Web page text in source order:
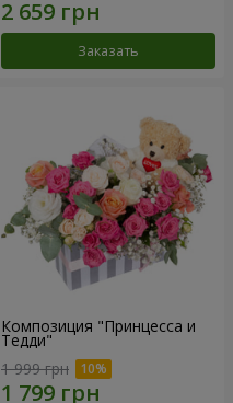
Заказать
Композиция "Принцесса и
Тедди"
1 999 грн